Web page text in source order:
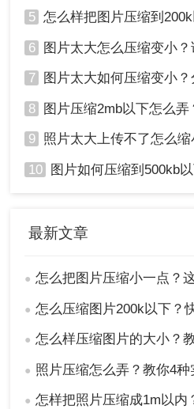
5 怎么样把图片压缩到200k以内？
6 图片太大怎么压缩变小？
7 图片太大如何压缩变小？分享5个
8 图片压缩2mb以下怎么弄
9 照片太大上传不了怎么缩小？这三
10 图片如何压缩到500kb以下
最新文章
● 怎么把图片压缩小一点？这4个
● 怎么压缩图片200k以下？快
● 怎么样压缩图片的大小？
● 照片压缩怎么弄？教你4种
● 怎样把照片压缩成1m以内？教